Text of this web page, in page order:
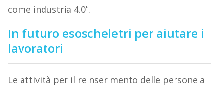
come industria 4.0”.
In futuro esoscheletri per aiutare i
lavoratori
Le attività per il reinserimento delle persone a